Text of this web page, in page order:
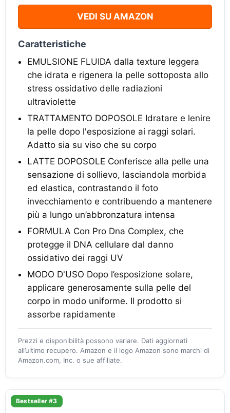
VEDI SU AMAZON
Caratteristiche
EMULSIONE FLUIDA dalla texture leggera
che idrata e rigenera la pelle sottoposta allo
stress ossidativo delle radiazioni
ultraviolette
TRATTAMENTO DOPOSOLE Idratare e lenire
la pelle dopo l'esposizione ai raggi solari.
Adatto sia su viso che su corpo
LATTE DOPOSOLE Conferisce alla pelle una
sensazione di sollievo, lasciandola morbida
ed elastica, contrastando il foto
invecchiamento e contribuendo a mantenere
più a lungo un’abbronzatura intensa
FORMULA Con Pro Dna Complex, che
protegge il DNA cellulare dal danno
ossidativo dei raggi UV
MODO D'USO Dopo l’esposizione solare,
applicare generosamente sulla pelle del
corpo in modo uniforme. Il prodotto si
assorbe rapidamente
Prezzi e disponibilità possono variare. Dati aggiornati
all’ultimo recupero. Amazon e il logo Amazon sono marchi di
Amazon.com, Inc. o sue affiliate.
Bestseller #3